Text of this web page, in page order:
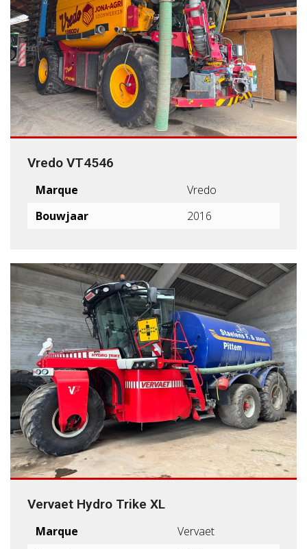
Vredo VT4546
Marque
Vredo
Bouwjaar
2016
Vervaet Hydro Trike XL
Marque
Vervaet